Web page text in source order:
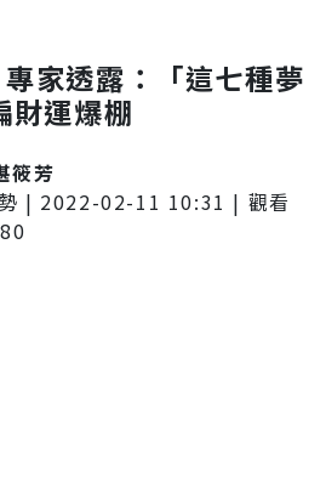
家透露：「這七種夢
財運爆棚
筱芳
| 2022-02-11 10:31 | 觀看